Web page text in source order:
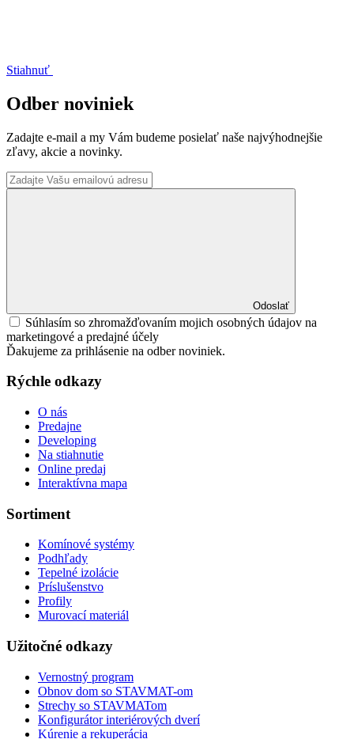
Stiahnuť
Odber noviniek
Zadajte e-mail a my Vám budeme posielať naše najvýhodnejšie
zľavy, akcie a novinky.
Odoslať
Súhlasím so zhromažďovaním mojich osobných údajov na
marketingové a predajné účely
Ďakujeme za prihlásenie na odber noviniek.
Rýchle odkazy
O nás
Predajne
Developing
Na stiahnutie
Online predaj
Interaktívna mapa
Sortiment
Komínové systémy
Podhľady
Tepelné izolácie
Príslušenstvo
Profily
Murovací materiál
Užitočné odkazy
Vernostný program
Obnov dom so STAVMAT-om
Strechy so STAVMATom
Konfigurátor interiérových dverí
Kúrenie a rekuperácia